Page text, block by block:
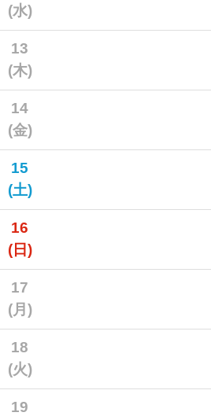
(水)
13
(木)
14
(金)
15
(土)
16
(日)
17
(月)
18
(火)
19